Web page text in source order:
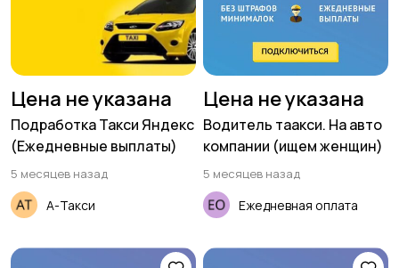
Цена не указана
Подработка Такси Яндекс
(Ежедневные выплаты)
5 месяцев назад
А-Такси
Цена не указана
Водитель таакси. На авто
компании (ищем женщин)
5 месяцев назад
Ежедневная оплата